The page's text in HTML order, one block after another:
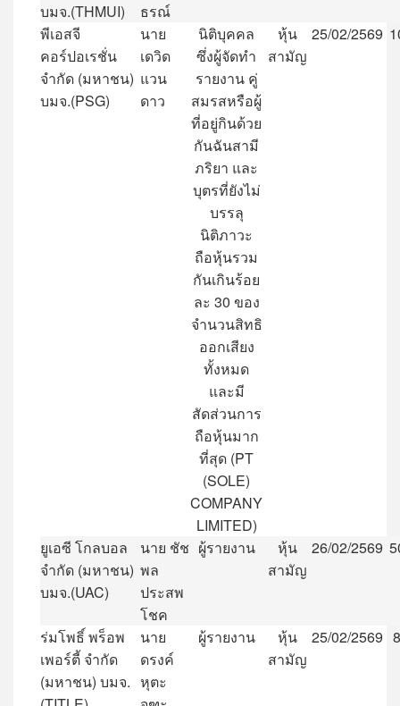
บมจ.(THMUI)
ธรณ์
พีเอสจี
คอร์ปอเรชั่น
จำกัด (มหาชน)
บมจ.(PSG)
นาย
เดวิด
แวน
ดาว
นิติบุคคล
ซึ่งผู้จัดทำ
รายงาน คู่
สมรสหรือผู้
ที่อยู่กินด้วย
กันฉันสามี
ภริยา และ
บุตรที่ยังไม่
บรรลุ
นิติภาวะ
ถือหุ้นรวม
กันเกินร้อย
ละ 30 ของ
จำนวนสิทธิ
ออกเสียง
ทั้งหมด
และมี
สัดส่วนการ
ถือหุ้นมาก
ที่สุด (PT
(SOLE)
COMPANY
LIMITED)
หุ้น
สามัญ
25/02/2569
ยูเอซี โกลบอล
จำกัด (มหาชน)
บมจ.(UAC)
นาย ชัช
พล
ประสพ
โชค
ผู้รายงาน
หุ้น
สามัญ
26/02/2569
ร่มโพธิ์พร็อพ
เพอร์ตี้ จำกัด
(มหาชน) บมจ.
นาย
ดรงค์
หุตะ
ผู้รายงาน
หุ้น
สามัญ
25/02/2569